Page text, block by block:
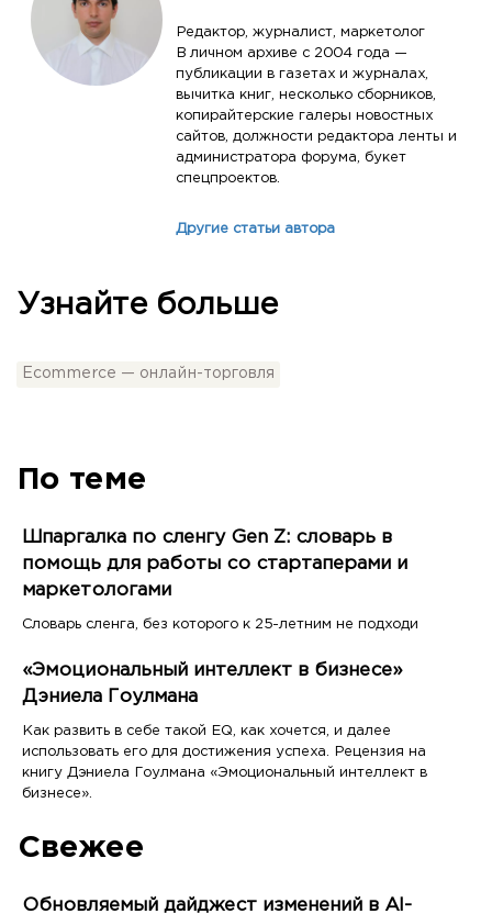
Редактор, журналист, маркетолог
В личном архиве с 2004 года —
публикации в газетах и журналах,
вычитка книг, несколько сборников,
копирайтерские галеры новостных
сайтов, должности редактора ленты и
администратора форума, букет
спецпроектов.
Другие статьи автора
Узнайте больше
Ecommerce — онлайн-торговля
По теме
Шпаргалка по сленгу Gen Z: словарь в
помощь для работы со стартаперами и
маркетологами
Словарь сленга, без которого к 25-летним не подходи
«Эмоциональный интеллект в бизнесе»
Дэниела Гоулмана
Как развить в себе такой EQ, как хочется, и далее
использовать его для достижения успеха. Рецензия на
книгу Дэниела Гоулмана «Эмоциональный интеллект в
бизнесе».
Свежее
Обновляемый дайджест изменений в AI-